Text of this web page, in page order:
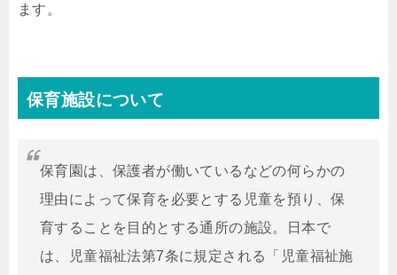
ます。
保育施設について
保育園は、保護者が働いているなどの何らかの
理由によって保育を必要とする児童を預り、保
育することを目的とする通所の施設。日本で
は、児童福祉法第7条に規定される「児童福祉施